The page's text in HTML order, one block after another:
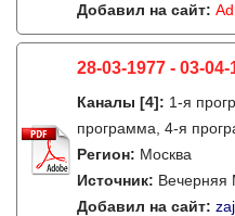
Добавил на сайт:
28-03-1977 - 03-04-
Каналы [4]: 1-я
программа, 4-я
Регион: Москва
Источник: Вечерняя
Добавил на сайт: